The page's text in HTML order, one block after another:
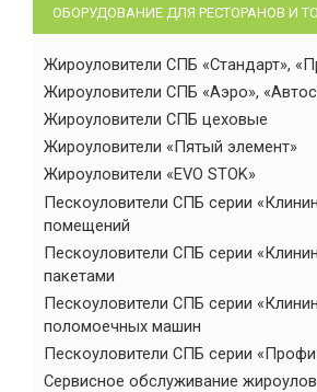
ОБОРУДОВАНИЕ ДЛЯ РЕСТОРАНОВ И
Жироуловители СПБ «Стандарт»,
Жироуловители СПБ «Аэро»,
Жироуловители СПБ цеховые
Жироуловители «Пятый элемент»
Жироуловители «EVO STOK»
Пескоуловители СПБ серии
помещений
Пескоуловители СПБ серии
пакетами
Пескоуловители СПБ серии
поломоечных машин
Пескоуловители СПБ серии
Сервисное обслуживание